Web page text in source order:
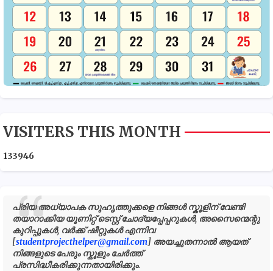
VISITERS THIS MONTH
133946
പ്രിയ അധ്യാപക സുഹൃത്തുക്കളെ നിങ്ങൾ സ്കൂളിന് വേണ്ടി
തയാറാക്കിയ യൂണിറ്റ് ടെസ്റ്റ് ചോദ്യപ്പേപ്പറുകൾ, അസൈന്മെന്റു
കുറിപ്പുകൾ, വർക്ക് ഷീറ്റുകൾ എന്നിവ
[studentprojecthelper@gmail.com] അയച്ചുതന്നാൽ ആയത്
നിങ്ങളുടെ പേരും സ്കൂളും ചേർത്ത്
പ്രസിദ്ധീകരിക്കുന്നതായിരിക്കും.